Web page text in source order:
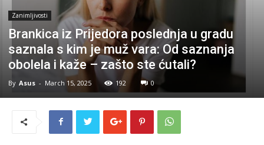
Zanimljivosti
Brankica iz Prijedora poslednja u gradu
saznala s kim je muž vara: Od saznanja
obolela i kaže – zašto ste ćutali?
By Asus - March 15, 2025 192 0